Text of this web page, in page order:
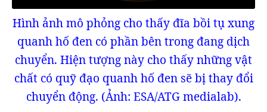
Hình ảnh mô phỏng cho thấy đĩa bồi tụ xung
quanh hố đen có phần bên trong đang dịch
chuyển. Hiện tượng này cho thấy những vật
chất có quỹ đạo quanh hố đen sẽ bị thay đổi
chuyển động. (Ảnh: ESA/ATG medialab).